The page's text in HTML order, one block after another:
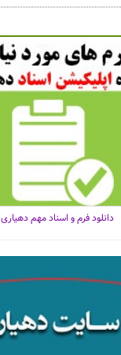
دانلود فرم و اسناد مهم دهیاری